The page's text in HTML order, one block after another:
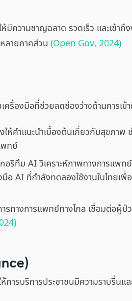
ห้มีความชาญฉลาด รวดเร็ว และเ
ลายภาคส่วน (Open Gov, 2024)
ครื่องมือที่ช่วยลดช่องว่างด้านการเ
ให้คำแนะนำเบื้องต้นเกี่ยวกับสุขภา
ทย์
อริทึม AI วิเคราะห์ภาพทางการแพท
ที่กำลังทดลองใช้งานในไทยเพื่อ
รทางการแพทย์ทางไกล เชื่อมต่อผู้
ารบริการประชาชนมีความราบรื่นแล